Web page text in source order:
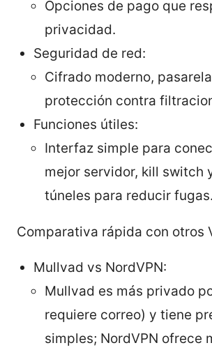
Opciones de pago que
privacidad.
Seguridad de red:
Cifrado moderno,
protección contra
Funciones útiles:
Interfaz simple para
mejor servidor, kill switch
túneles para reducir fugas.
Comparativa rápida con otros
Mullvad vs NordVPN:
Mullvad es más privado
requiere correo) y tiene
simples; NordVPN ofrece